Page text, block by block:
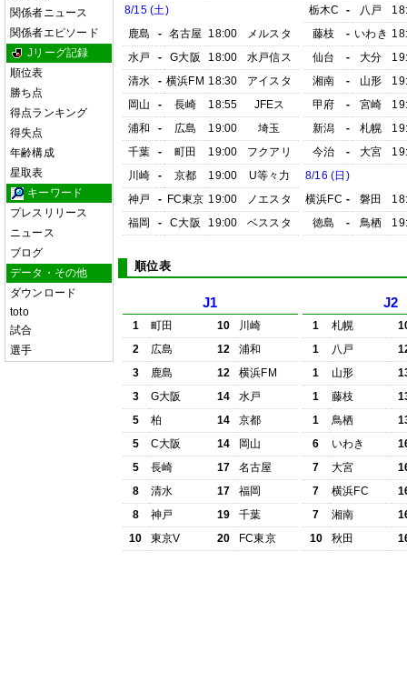
関係者ニュース
関係者エピソード
Jリーグ記録
順位表
勝ち点
得点ランキング
得失点
年齢構成
星取表
キーワード
プレスリリース
ニュース
ブログ
データ・その他
ダウンロード
toto
試合
選手
8/15 (土)
鹿島
- 名古屋 18:00
メルスタ
水戸
- G大阪 18:00
水戸信ス
清水
- 横浜FM 18:30
アイスタ
岡山
- 長崎 18:55
JFEス
浦和
- 広島 19:00
埼玉
千葉
- 町田 19:00
フクアリ
川崎
- 京都 19:00
U等々力
神戸
- FC東京 19:00
ノエスタ
福岡
- C大阪 19:00 ベススタ
栃木C
- 八戸
藤枝
- いわき
仙台
- 大分
湘南
- 山形
甲府
- 宮崎
新潟
- 札幌
今治
- 大宮
8/16 (日)
横浜FC - 磐田
徳島
- 鳥栖
順位表
J1
1 町田 10
川崎
2
広島 12
浦和
3
鹿島 12
横浜FM
3
G大阪 14
水戸
5
柏 14
京都
5
C大阪 14
岡山
5
長崎 17
名古屋
8
清水 17
福岡
8
神戸 19
千葉
10
東京V 20 FC東京
J2
1 札幌
1
八戸
1
山形
1
藤枝
1
鳥栖
6
いわき
7
大宮
7
横浜FC
7
湘南
10
秋田